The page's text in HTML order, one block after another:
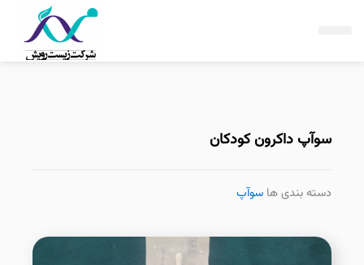
سوآپ داکرون کودکان
دسته بندی ها سوآپ